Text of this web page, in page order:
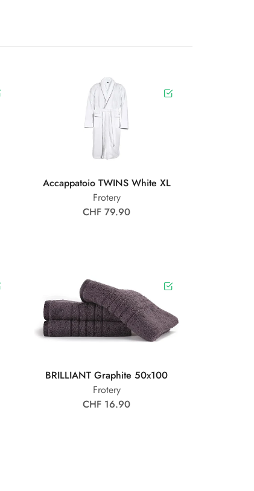
Accappatoio TWINS White XL
Frotery
CHF 79.90
BRILLIANT Graphite 50x100
Frotery
CHF 16.90